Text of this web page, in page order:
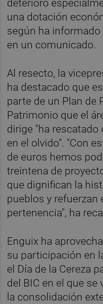
deterioro
una dotación
según ha
en un comunicado.
Al resecto, la
ha destacado que
parte de un Plan de
Patrimonio que el
dirige "ha
en el olvido". "Con
de euros hemos
treintena de
que dignifican la
pueblos y refuerzan
pertenencia", ha
Enguix ha
su participación en
el Día de la Cereza
del BIC en el que se
la consolidación